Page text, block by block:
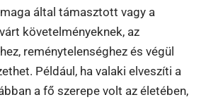
által támasztott vagy a
követelményeknek, az
reménytelenséghez és végül
Például, ha valaki elveszíti a
a fő szerepe volt az életében,